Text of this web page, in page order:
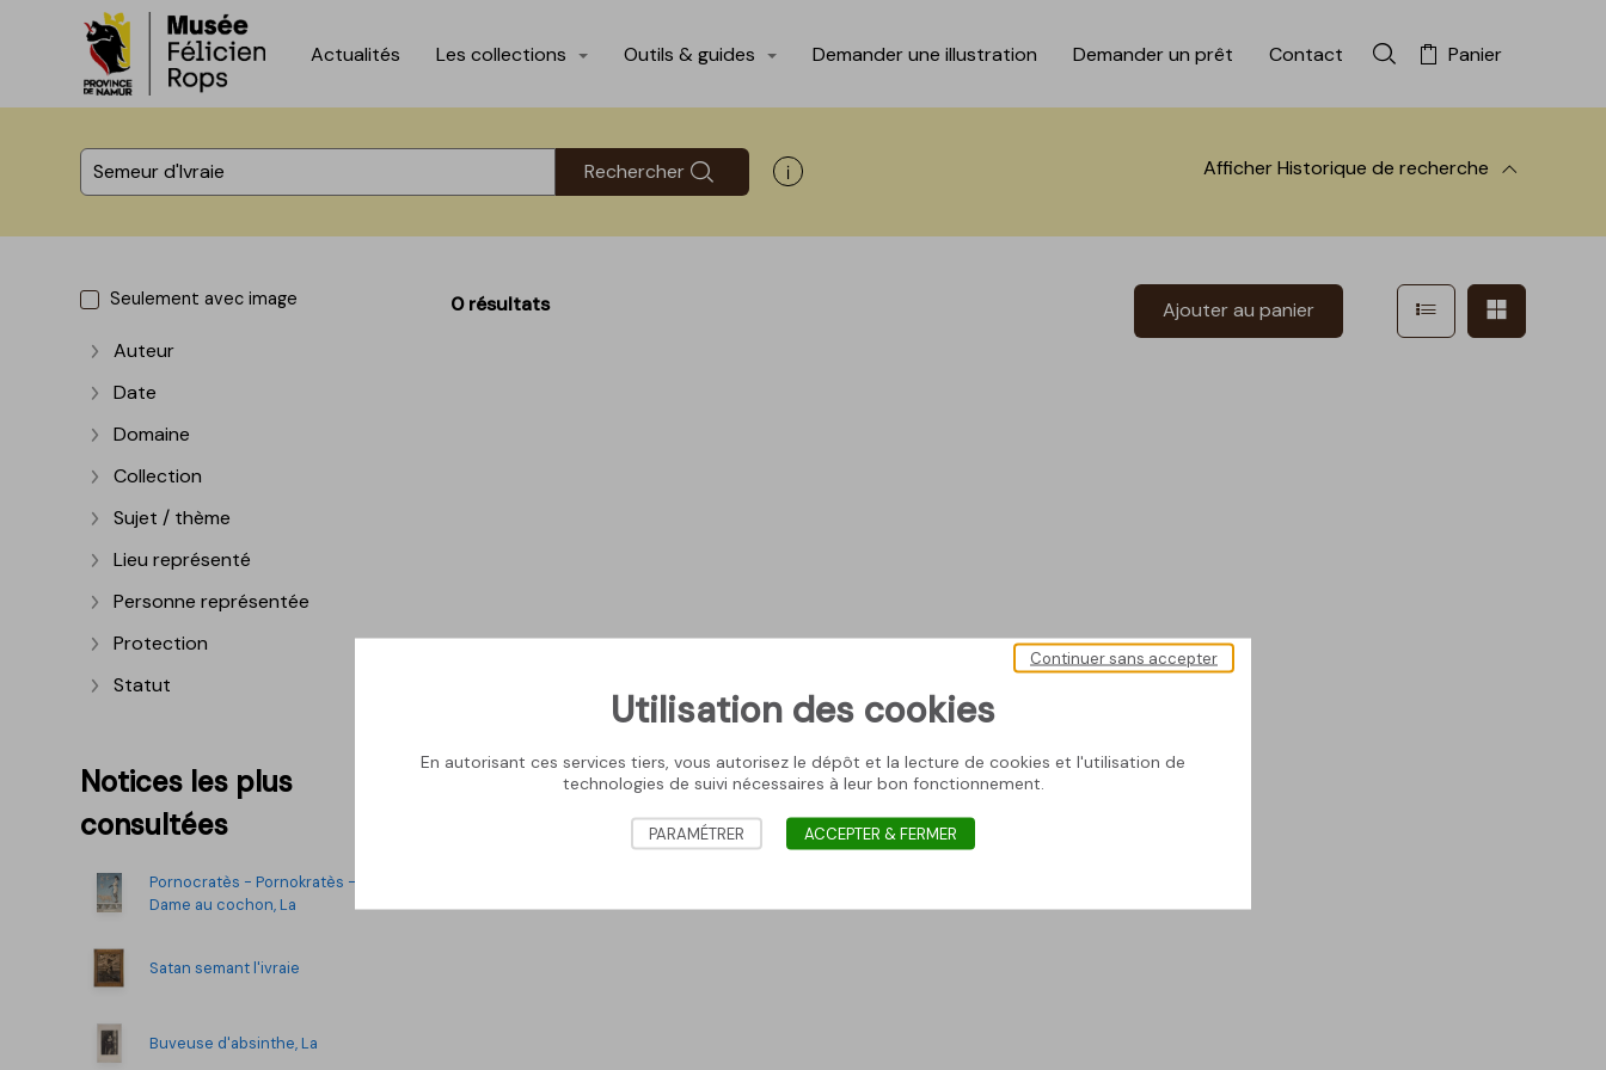
Accèder directement au contenu
Accèder directement au contenu
Actualités Les collections Outils & guides Demander une illustration Demander un prêt Contact Rechercher dans la
Panier
Rechercher Afficher les informations d'aide à la recherche AfficherHistorique de recherche
Seulement avec image
Afficher plus
Auteur
Afficher plus
Date
Afficher plus
Domaine
Afficher plus
Collection
Afficher plus
Sujet / thème
Afficher plus
Lieu représenté
Afficher plus
Personne représentée
Afficher plus
Protection
Afficher plus
Statut
Notices les plus
consultées
Pornocratès - Pornokratès -
Dame au cochon, La
Satan semant l'ivraie
Buveuse d'absinthe, La
0 résultats Ajouter au panier Afficher en mode
Utilisation des cookies
En autorisant ces services tiers, vous autorisez le dépôt et la lecture de cookies et l'utilisation de
technologies de suivi nécessaires à leur bon fonctionnement.
Continuer sans accepter
PARAMÉTRER ACCEPTER & FERMER